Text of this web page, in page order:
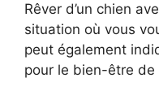
Rêver d’un chien
situation où vous
peut également
pour le bien-être de